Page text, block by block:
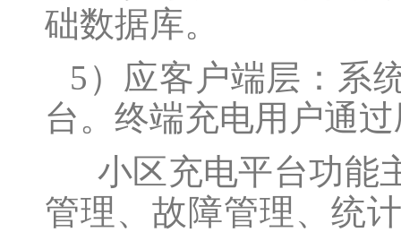
础数据库。
5）应客户端层：系
台。终端充电用户通
小区充电平台功能
管理、故障管理、统